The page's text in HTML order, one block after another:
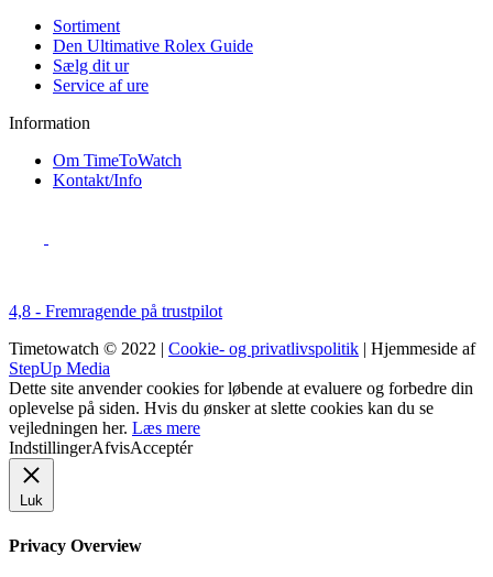
Sortiment
Den Ultimative Rolex Guide
Sælg dit ur
Service af ure
Information
Om TimeToWatch
Kontakt/Info
4,8 - Fremragende på trustpilot
Timetowatch © 2022 | Cookie- og privatlivspolitik | Hjemmeside af
StepUp Media
Dette site anvender cookies for løbende at evaluere og forbedre din
oplevelse på siden. Hvis du ønsker at slette cookies kan du se
vejledningen her. Læs mere
IndstillingerAfvisAcceptér
Luk
Privacy Overview